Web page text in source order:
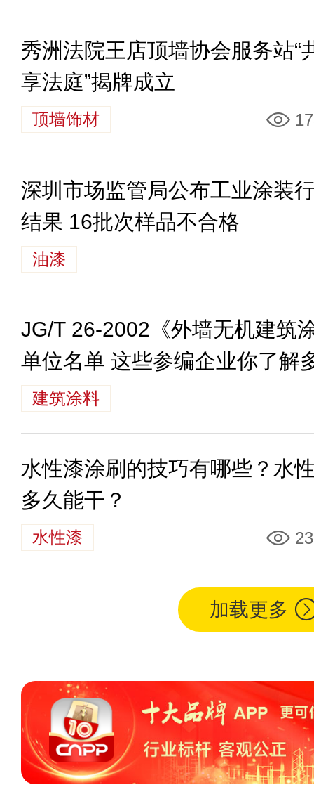
秀洲法院王店顶墙协会服务站“
享法庭”揭牌成立
顶墙饰材
深圳市场监管局公布工业涂装
结果 16批次样品不合格
油漆
JG/T 26-2002《外墙无机建筑
单位名单 这些参编企业你了解
建筑涂料
水性漆涂刷的技巧有哪些？水
多久能干？
水性漆
加载更多